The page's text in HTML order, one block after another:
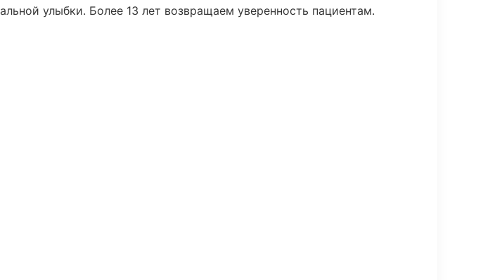
улыбки. Более 13 лет возвращаем уверенность пациентам.